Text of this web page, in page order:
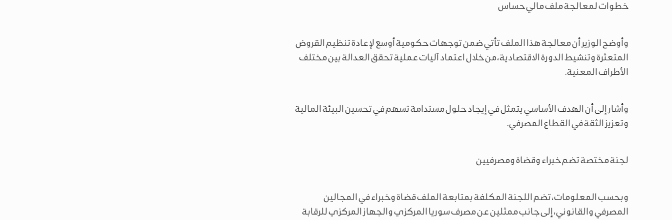
خطوات لمعالجة ملف مالي حساس
وأوضح الوزير أن معالجة هذا الملف تأتي ضمن توجهات حكومية أوسع لإعادة تنظيم القروض
المتعثرة وتنشيط الدورة الاقتصادية، من خلال اعتماد آليات عملية تحقق العدالة بين مختلف
الأطراف المعنية.
وأشار إلى أن الهدف الأساسي يتمثل في إيجاد حلول مستدامة تسهم في تحسين البيئة المالية
وتعزيز الثقة في القطاع المصرفي.
لجنة مختصة تضم خبراء وقضاة ومصرفيين
وبحسب المعلومات، تضم اللجنة المكلفة بمتابعة الملف قضاة وخبراء في المجالين
المصرفي والقانوني، إلى جانب ممثلين عن مصرف سوريا المركزي والجهاز المركزي للرقابة